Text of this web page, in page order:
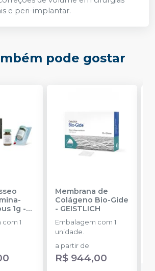
e peri-implantar.
pode gostar
1g -
1
Membrana de
Colágeno Bio-Gide
- GEISTLICH
Embalagem com 1
unidade.
a partir de:
R$ 944,00